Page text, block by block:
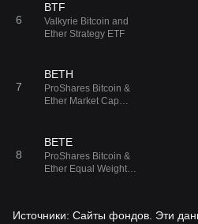
6
BTF
Valkyrie Bitcoin and
Ether Strategy ETF
7
BETH
ProShares Bitcoin &
Ether Market Cap
8
BETE
ProShares Bitcoin &
Ether Equal Weight
Источники: Сайты фондов. Эти